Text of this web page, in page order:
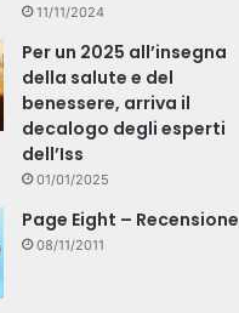
11/11/2024
Per un 2025 all’insegna
della salute e del
benessere, arriva il
decalogo degli esperti
dell’Iss
01/01/2025
Page Eight – Recensione
08/11/2011